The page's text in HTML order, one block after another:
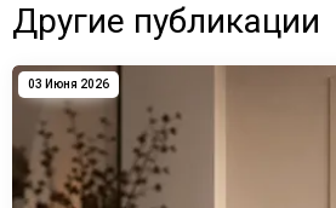
Другие публикации
03 Июня 2026